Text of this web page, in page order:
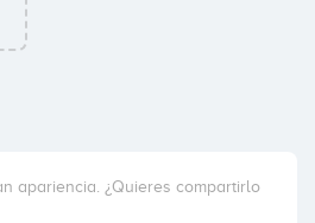
apariencia. ¿Quieres compartirlo